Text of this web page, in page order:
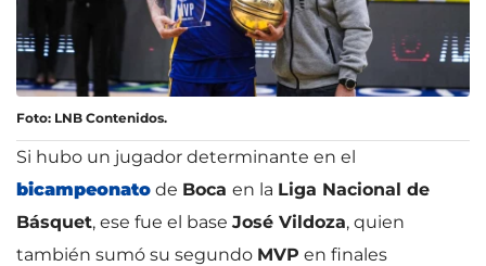
Foto: LNB Contenidos.
Si hubo un jugador determinante en el
bicampeonato de Boca en la Liga Nacional de
Básquet, ese fue el base José Vildoza, quien
también sumó su segundo MVP en finales